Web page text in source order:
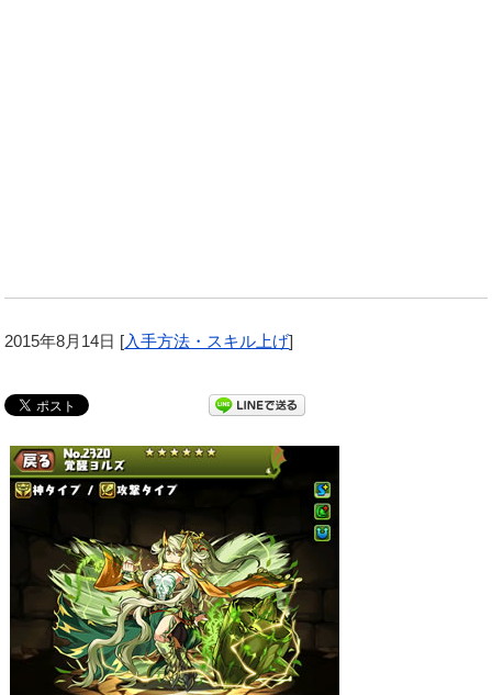
2015年8月14日 [入手方法・スキル上げ]